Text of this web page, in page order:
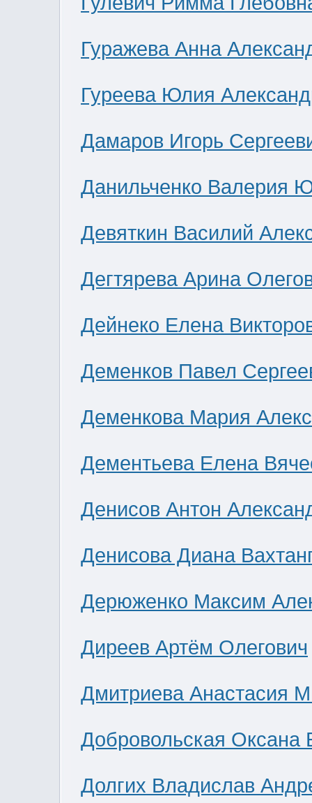
Гуражева Анна
Гуреева Юлия
Дамаров Игорь
Данильченко Валерия
Девяткин Василий
Дегтярева Арина
Дейнеко Елена
Деменков Павел
Деменкова Мария
Дементьева Елена
Денисов Антон
Денисова Диана
Дерюженко Максим
Диреев Артём Олегович
Дмитриева Анастасия
Добровольская Оксана
Долгих Владислав